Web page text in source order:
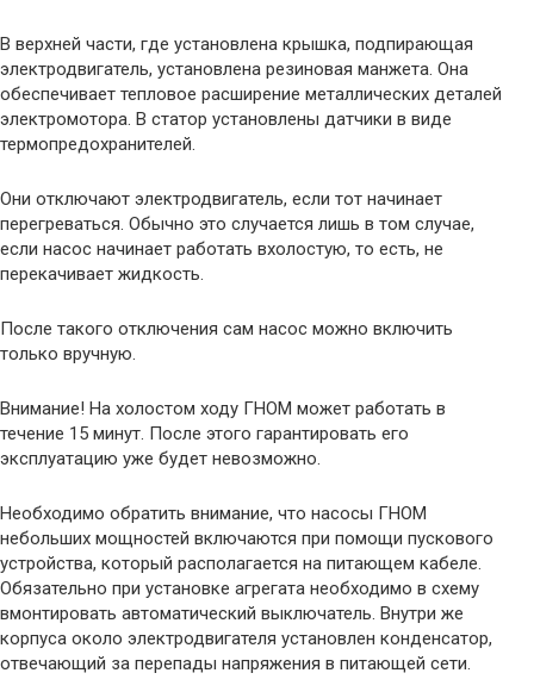
В верхней части, где установлена крышка, подпирающая
электродвигатель, установлена резиновая манжета. Она
обеспечивает тепловое расширение металлических деталей
электромотора. В статор установлены датчики в виде
термопредохранителей.
Они отключают электродвигатель, если тот начинает
перегреваться. Обычно это случается лишь в том случае,
если насос начинает работать вхолостую, то есть, не
перекачивает жидкость.
После такого отключения сам насос можно включить
только вручную.
Внимание! На холостом ходу ГНОМ может работать в
течение 15 минут. После этого гарантировать его
эксплуатацию уже будет невозможно.
Необходимо обратить внимание, что насосы ГНОМ
небольших мощностей включаются при помощи пускового
устройства, который располагается на питающем кабеле.
Обязательно при установке агрегата необходимо в схему
вмонтировать автоматический выключатель. Внутри же
корпуса около электродвигателя установлен конденсатор,
отвечающий за перепады напряжения в питающей сети.